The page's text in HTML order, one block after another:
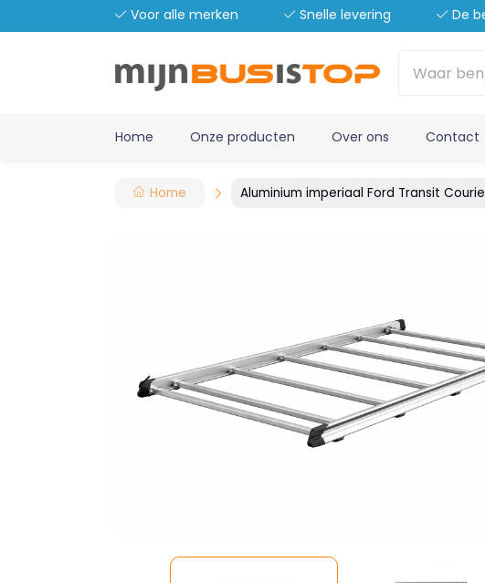
Voor alle merken Snelle levering De
Home Onze producten Over ons Contact
Home Aluminium imperiaal Ford Transit